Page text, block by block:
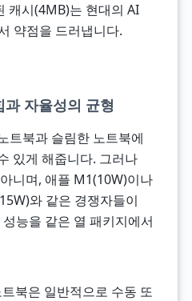
캐시(4MB)는 현대의 AI
약점을 드러냅니다.
과 자율성의 균형
트북과 슬림한 노트북에
있게 해줍니다. 그러나
니며, 애플 M1(10W)이나
와 같은 경쟁자들이
능을 같은 열 패키지에서
북은 일반적으로 수동 또